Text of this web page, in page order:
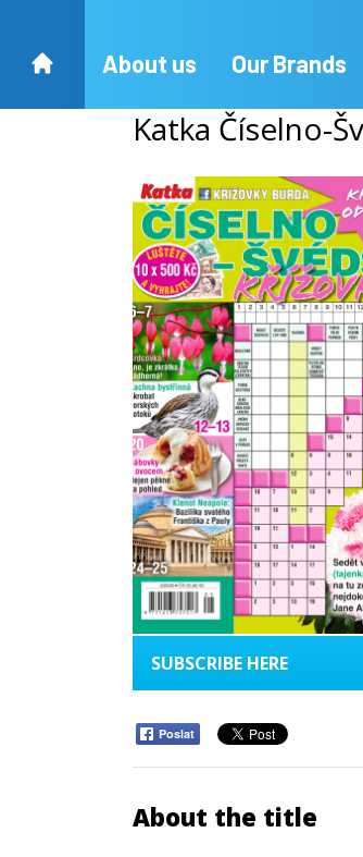
About us Our Brands
Katka Číselno-
SUBSCRIBE HERE
Poslat
About the title